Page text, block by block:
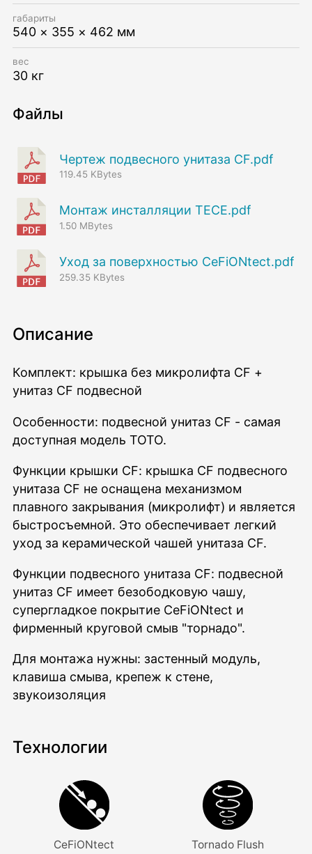
Описание
Комплект: крышка без микролифта CF +
унитаз CF подвесной
Особенности: подвесной унитаз CF - самая
доступная модель ТОТО.
Функции крышки CF: крышка CF подвесного
унитаза CF не оснащена механизмом
плавного закрывания (микролифт) и является
быстросъемной. Это обеспечивает легкий
уход за керамической чашей унитаза CF.
Функции подвесного унитаза CF: подвесной
унитаз CF имеет безободковую чашу,
супергладкое покрытие CeFiONtect и
фирменный круговой смыв "торнадо".
Для монтажа нужны: застенный модуль,
клавиша смыва, крепеж к стене,
звукоизоляция
Технологии
CeFiONtect Tornado Flush
габариты
540 × 355 × 462 мм
вес
30 кг
Файлы
чертеж подвесного унитаза CF.pdf
119.45 KBytes
монтаж инсталляции TECE.pdf
1.50 MBytes
уход за поверхностью СeFiONtect.pdf
259.35 KBytes